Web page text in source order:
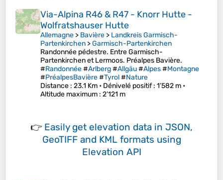
Via-Alpina R46 & R47 - Knorr Hutte -
Wolfratshauser Hutte
Allemagne > Bavière > Landkreis Garmisch-
Partenkirchen >Garmisch-Partenkirchen
Randonnée pédestre. Entre Garmisch-
Partenkirchen et Lermoos. Préalpes Bavière.
#Randonnée#Arlberg#Allgäu#Alpes#Montagne
#PréalpesBavière#Tyrol#Nature
Distance : 23.1 Km • Dénivelé positif: 1’582 m •
Altitude maximum : 2’121 m
👉 Easily get elevation data in JSON,
GeoTIFF and KML formats using
Elevation API